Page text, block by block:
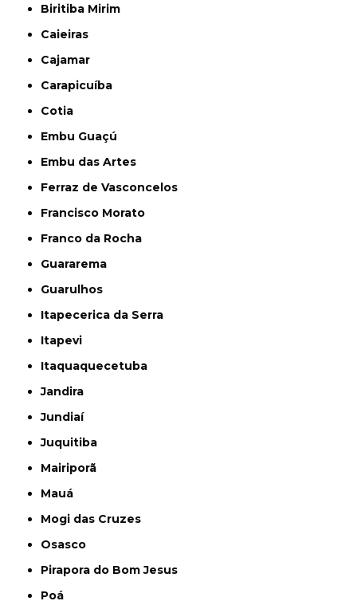
Biritiba Mirim
Caieiras
Cajamar
Carapicuíba
Cotia
Embu Guaçú
Embu das Artes
Ferraz de Vasconcelos
Francisco Morato
Franco da Rocha
Guararema
Guarulhos
Itapecerica da Serra
Itapevi
Itaquaquecetuba
Jandira
Jundiaí
Juquitiba
Mairiporã
Mauá
Mogi das Cruzes
Osasco
Pirapora do Bom Jesus
Poá